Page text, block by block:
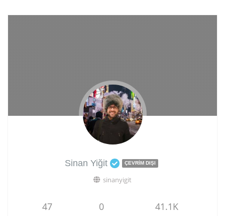
Sinan Yiğit ÇEVRIM DIŞI
sinanyigit
47 0 41.1K